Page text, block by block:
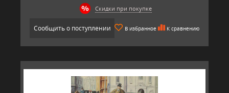
Скидки при покупке
Сообщить о поступлении В избранное К сравнению